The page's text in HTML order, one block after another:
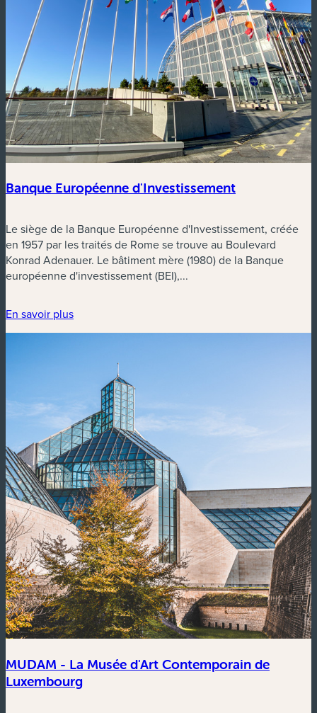
Banque Européenne d'Investissement
Le siège de la Banque Européenne d'Investissement, créée
en 1957 par les traités de Rome se trouve au Boulevard
Konrad Adenauer. Le bâtiment mère (1980) de la Banque
européenne d'investissement (BEI),...
En savoir plus
MUDAM - La Musée d'Art Contemporain de
Luxembourg